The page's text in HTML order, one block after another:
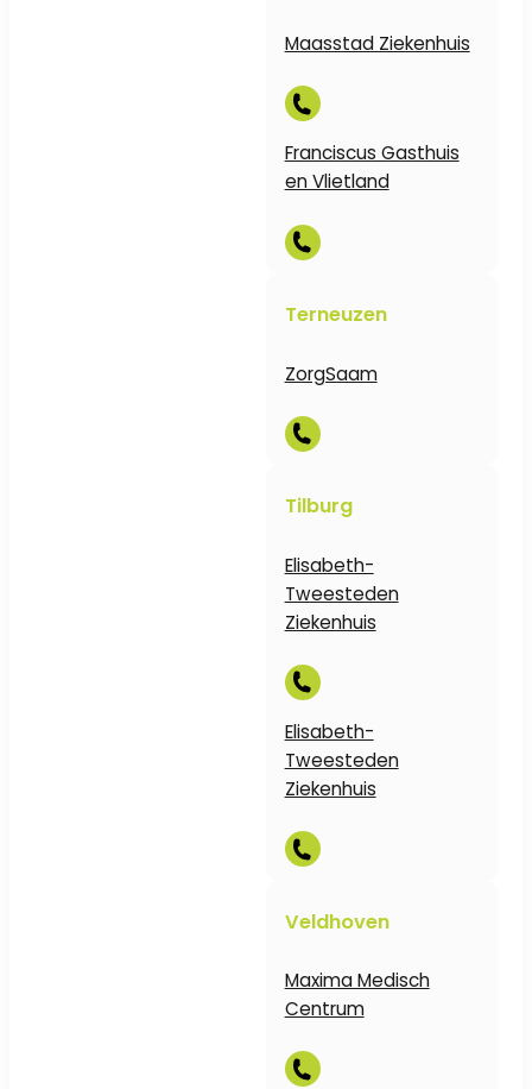
Maasstad Ziekenhuis
Franciscus Gasthuis
en Vlietland
Terneuzen
ZorgSaam
Tilburg
Elisabeth-
Tweesteden
Ziekenhuis
Elisabeth-
Tweesteden
Ziekenhuis
Veldhoven
Maxima Medisch
Centrum